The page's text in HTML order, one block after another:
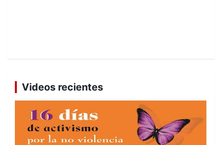
Videos recientes